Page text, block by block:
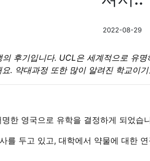
2022-08-29
후기입니다. UCL은 세계적으로 유
. 약대과정 또한 많이 알려진 학교이
한 영국으로 유학을 결정하게 되었습
를 두고 있고, 대학에서 약물에 대한